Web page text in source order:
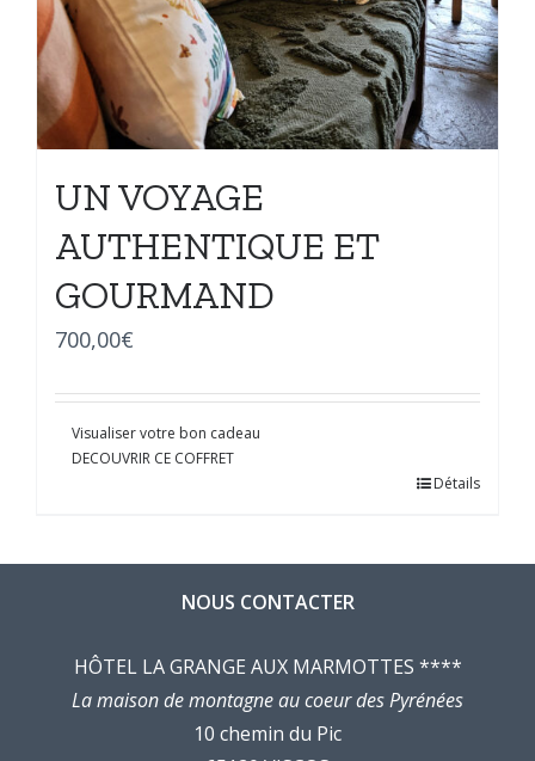
UN VOYAGE
AUTHENTIQUE ET
GOURMAND
700,00€
Visualiser votre bon cadeau
DECOUVRIR CE COFFRET
Détails
NOUS CONTACTER
HÔTEL LA GRANGE AUX MARMOTTES ****
La maison de montagne au coeur des Pyrénées
10 chemin du Pic